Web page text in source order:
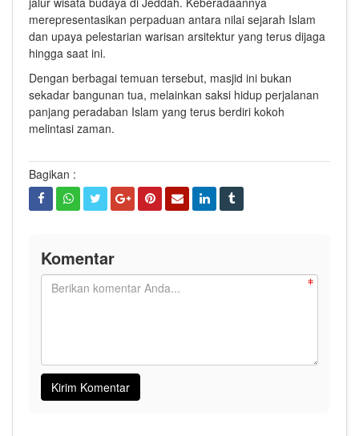
merepresentasikan perpaduan antara nilai sejarah Islam
dan upaya pelestarian warisan arsitektur yang terus dijaga
hingga saat ini.
Dengan berbagai temuan tersebut, masjid ini bukan
sekadar bangunan tua, melainkan saksi hidup perjalanan
panjang peradaban Islam yang terus berdiri kokoh
melintasi zaman.
Bagikan :
Komentar